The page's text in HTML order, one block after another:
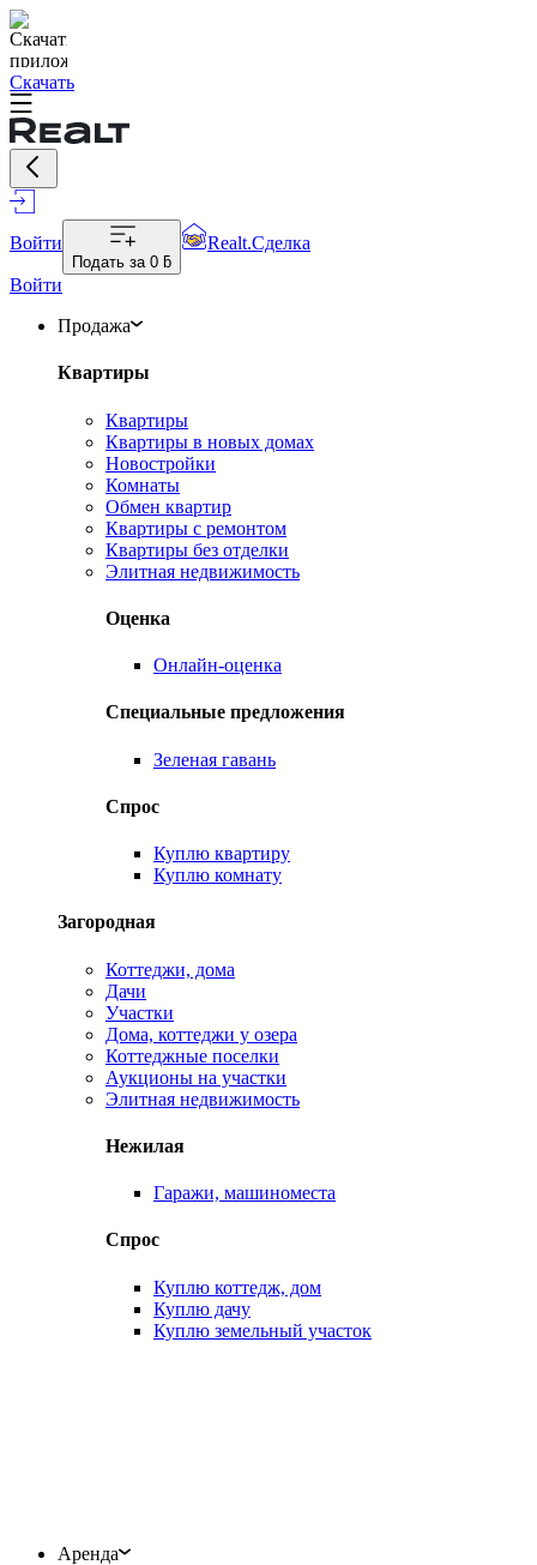
Скачать
Войти
Подать за 0 ƃ
Realt.Сделка
Войти
Продажа
Квартиры
Квартиры
Квартиры в новых домах
Новостройки
Комнаты
Обмен квартир
Квартиры с ремонтом
Квартиры без отделки
Элитная недвижимость
Оценка
Онлайн-оценка
Специальные предложения
Зеленая гавань
Спрос
Куплю квартиру
Куплю комнату
Загородная
Коттеджи, дома
Дачи
Участки
Дома, коттеджи у озера
Коттеджные поселки
Аукционы на участки
Элитная недвижимость
Нежилая
Гаражи, машиноместа
Спрос
Куплю коттедж, дом
Куплю дачу
Куплю земельный участок
Аренда